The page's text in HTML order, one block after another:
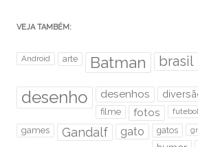
VEJA TAMBÉM:
Android arte Batman brasil
desenho desenhos
filme fotos futebol
games Gandalf gato gatos